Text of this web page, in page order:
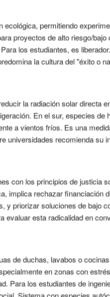
ecológica, permitiendo
proyectos de alto riesgo/bajo
los estudiantes, es
la cultura del "éxito o
la radiación solar directa
En el sur, especies de
a vientos fríos. Es una
universidades recomienda su
con los principios de justicia
implica rechazar financiación
y priorizar soluciones de bajo
evaluar esta radicalidad en
de duchas, lavabos o
en zonas con
Para los estudiantes de